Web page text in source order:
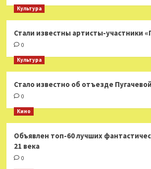
Культура
Стали известны артисты-участники
0
Культура
Стало известно об отъезде
0
Кино
Объявлен топ-60 лучших
21 века
0